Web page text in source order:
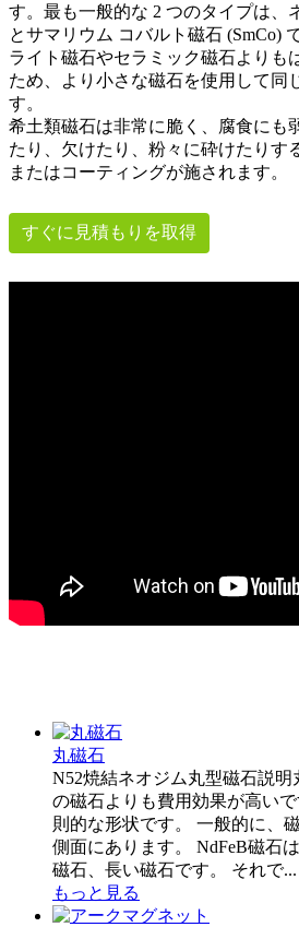
す。最も一般的な 2 つのタイプは、
とサマリウム コバルト磁石 (SmCo)
ライト磁石やセラミック磁石よりも
ため、より小さな磁石を使用して同
す。
希土類磁石は非常に脆く、腐食にも
たり、欠けたり、粉々に砕けたりす
またはコーティングが施されます。
すぐに見積もりを取得
丸磁石
N52焼結ネオジム丸型磁石説
の磁石よりも費用効果が高い
則的な形状です。 一般的に、
側面にあります。 NdFeB磁石
磁石、長い磁石です。 それで...
もっと見る